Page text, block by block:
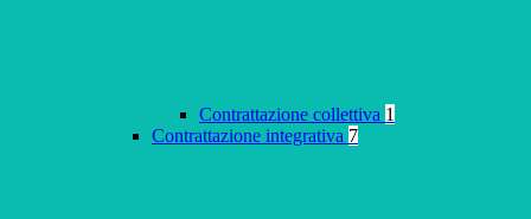
Contrattazione collettiva 1
Contrattazione integrativa 7